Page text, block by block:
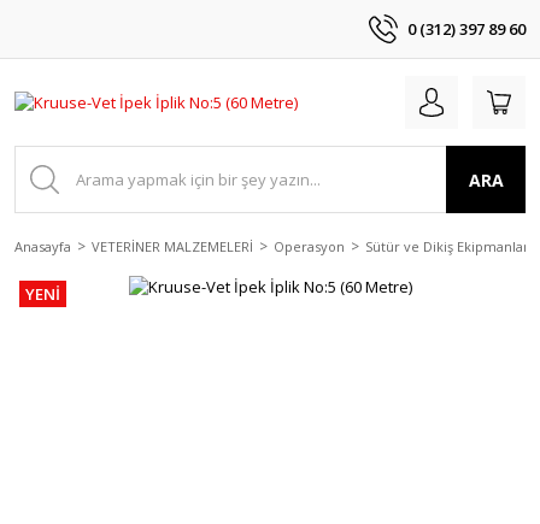
0 (312) 397 89 60
ARA
Anasayfa VETERİNER MALZEMELERİ Operasyon Sütür ve Dikiş Ekipmanları
YENİ